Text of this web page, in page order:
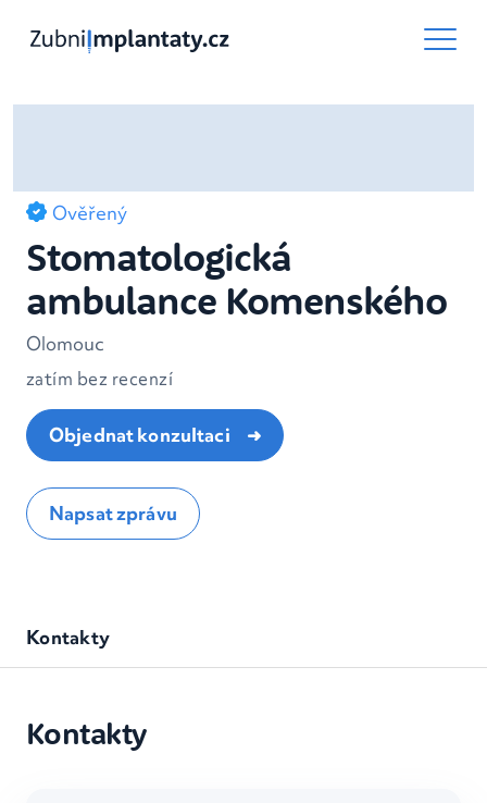
Ověřený
Stomatologická
ambulance Komenského
Olomouc
zatím bez recenzí
Objednat konzultaci
Napsat zprávu
Kontakty
Kontakty